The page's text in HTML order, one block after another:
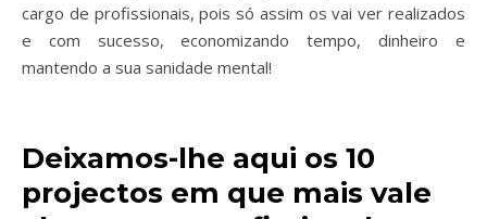
cargo de profissionais, pois só assim os vai ver realizados
e com sucesso, economizando tempo, dinheiro e
mantendo a sua sanidade mental!
Deixamos-lhe aqui os 10
projectos em que mais vale